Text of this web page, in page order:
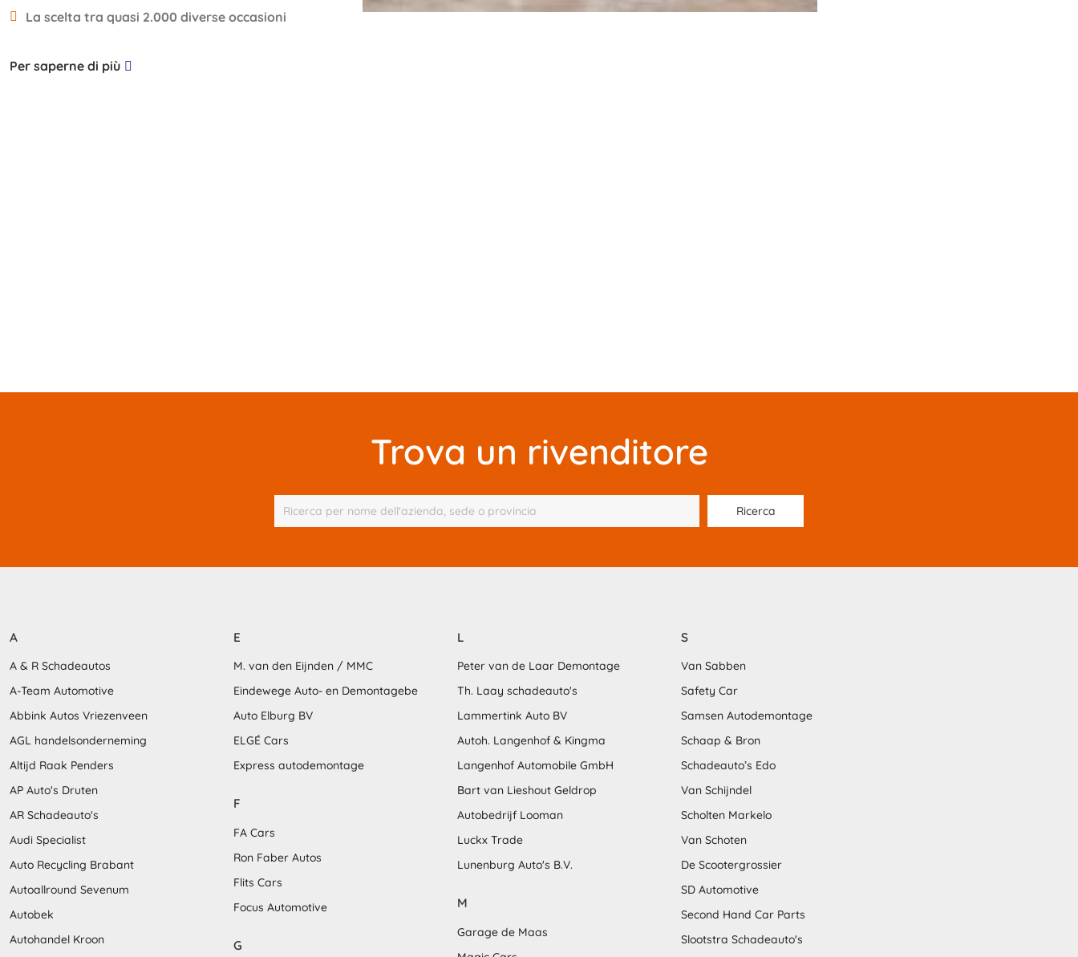
La scelta tra quasi 2.000 diverse occasioni
Per saperne di più
Trova un rivenditore
A
A & R Schadeautos
A-Team Automotive
Abbink Autos Vriezenveen
AGL handelsonderneming
Altijd Raak Penders
AP Auto's Druten
AR Schadeauto's
Audi Specialist
Auto Recycling Brabant
Autoallround Sevenum
Autobek
Autohandel Kroon
E
M. van den Eijnden / MMC
Eindewege Auto- en Demontagebe
Auto Elburg BV
ELGÉ Cars
Express autodemontage
F
FA Cars
Ron Faber Autos
Flits Cars
Focus Automotive
G
L
Peter van de Laar Demontage
Th. Laay schadeauto's
Lammertink Auto BV
Autoh. Langenhof & Kingma
Langenhof Automobile GmbH
Bart van Lieshout Geldrop
Autobedrijf Looman
Luckx Trade
Lunenburg Auto's B.V.
M
Garage de Maas
S
Van Sabben
Safety Car
Samsen Autodemontage
Schaap & Bron
Schadeauto’s Edo
Van Schijndel
Scholten Markelo
Van Schoten
De Scootergrossier
SD Automotive
Second Hand Car Parts
Slootstra Schadeauto's